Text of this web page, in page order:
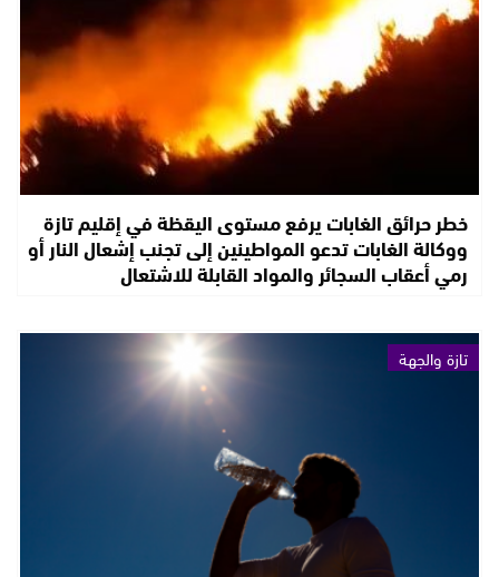
خطر حرائق الغابات يرفع مستوى اليقظة في إقليم تازة
ووكالة الغابات تدعو المواطينين إلى تجنب إشعال النار أو
رمي أعقاب السجائر والمواد القابلة للاشتعال
تازة والجهة